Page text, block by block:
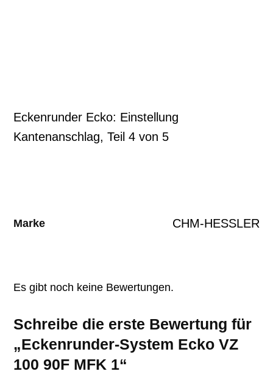
Eckenrunder Ecko: Einstellung
Kantenanschlag, Teil 4 von 5
Marke CHM-HESSLER
Es gibt noch keine Bewertungen.
Schreibe die erste Bewertung für
„Eckenrunder-System Ecko VZ
100 90F MFK 1“